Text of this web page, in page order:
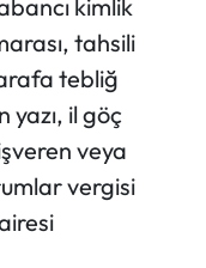
kimlik
tahsili
tebliğ
il göç
veya
vergisi